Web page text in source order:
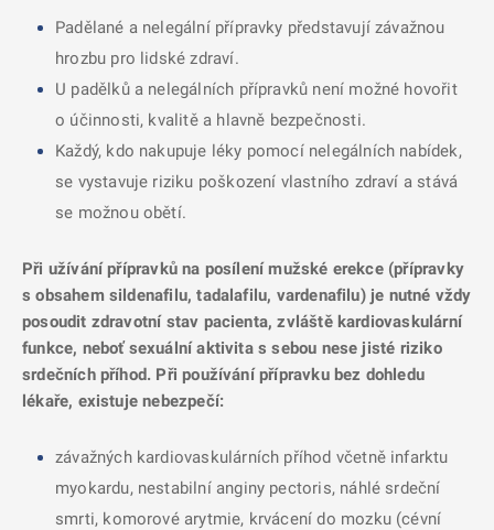
Padělané a nelegální přípravky představují závažnou
hrozbu pro lidské zdraví.
U padělků a nelegálních přípravků není možné hovořit
o účinnosti, kvalitě a hlavně bezpečnosti.
Každý, kdo nakupuje léky pomocí nelegálních nabídek,
se vystavuje riziku poškození vlastního zdraví a stává
se možnou obětí.
Při užívání přípravků na posílení mužské erekce (přípravky
s obsahem sildenafilu, tadalafilu, vardenafilu) je nutné vždy
posoudit zdravotní stav pacienta, zvláště kardiovaskulární
funkce, neboť sexuální aktivita s sebou nese jisté riziko
srdečních příhod. Při používání přípravku bez dohledu
lékaře, existuje nebezpečí:
závažných kardiovaskulárních příhod včetně infarktu
myokardu, nestabilní anginy pectoris, náhlé srdeční
smrti, komorové arytmie, krvácení do mozku (cévní